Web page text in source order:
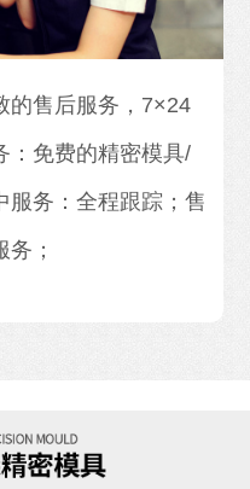
的售后服务，7×24
：免费的精密模具/
服务：全程跟踪；售
；